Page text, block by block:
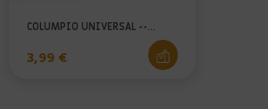
COLUMPIO UNIVERSAL --...
Precio
3,99 €